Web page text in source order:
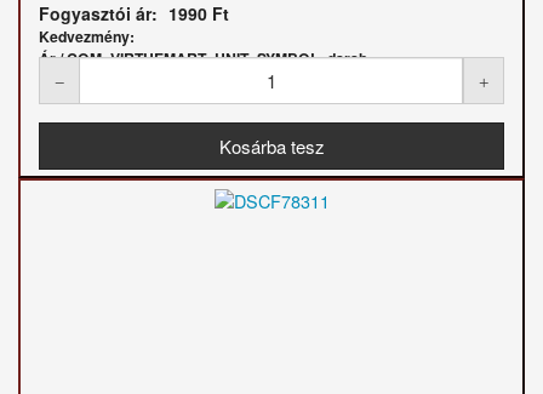
Fogyasztói ár: 1990 Ft
Kedvezmény:
Ár / COM_VIRTUEMART_UNIT_SYMBOL_darab: